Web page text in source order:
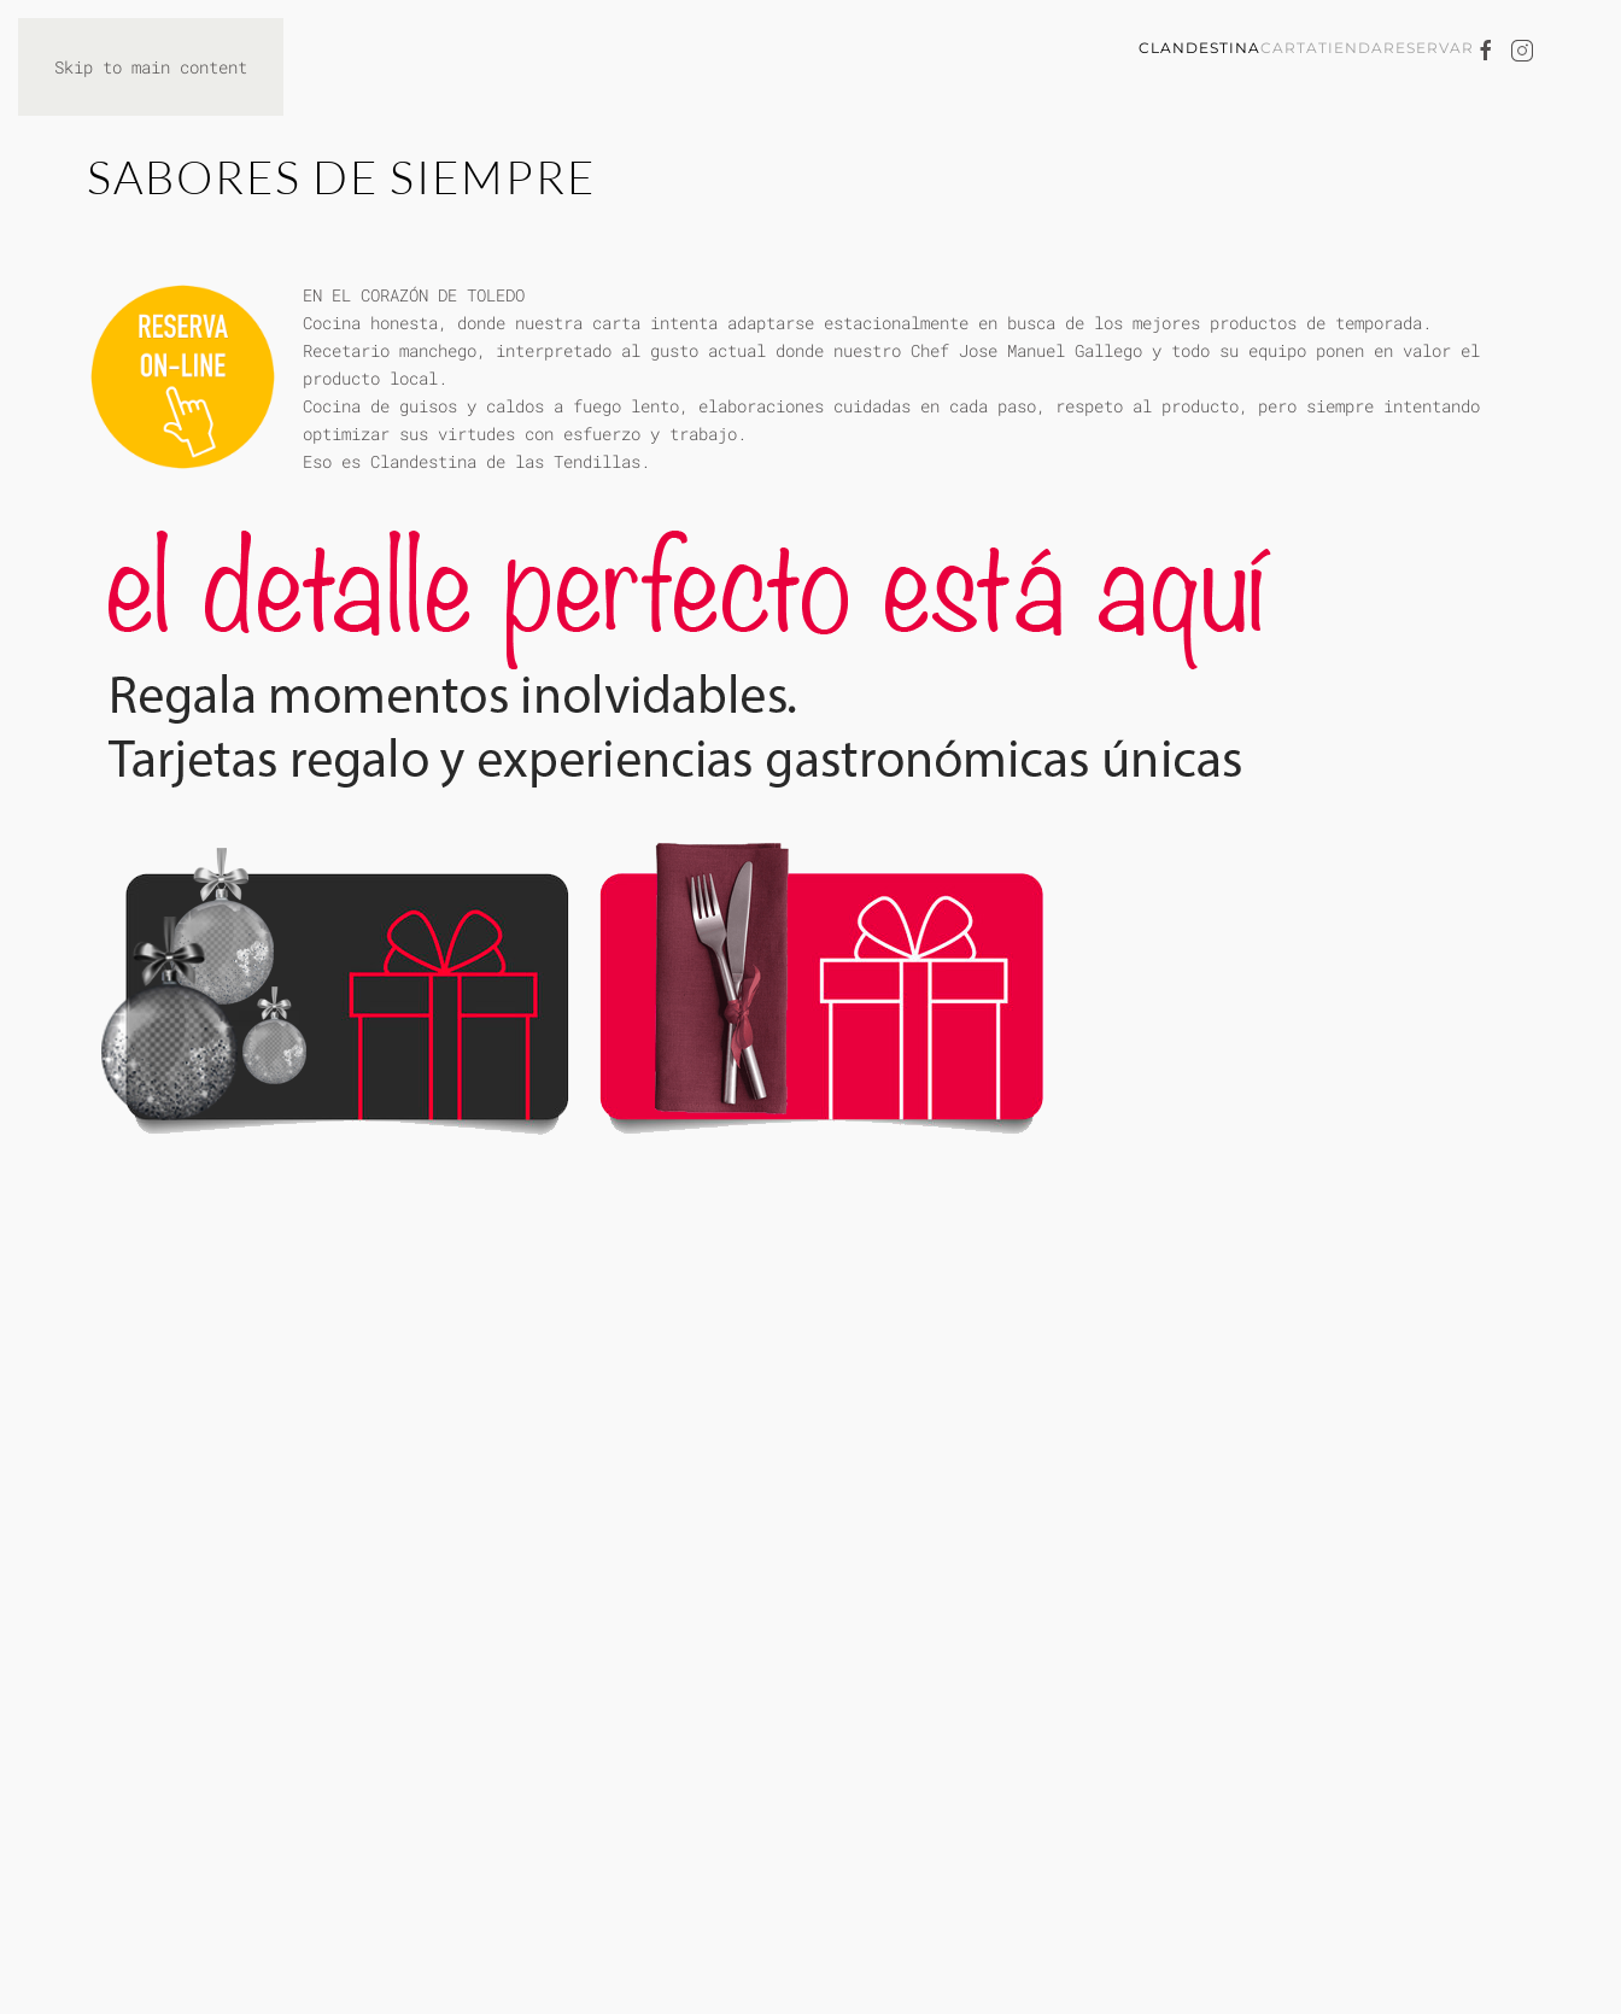
Skip to main content
CLANDESTINACARTATIENDARESERVAR
SABORES DE SIEMPRE
EN EL CORAZÓN DE TOLEDO
Cocina honesta, donde nuestra carta intenta adaptarse estacionalmente en busca de los mejores productos de temporada.
Recetario manchego, interpretado al gusto actual donde nuestro Chef Jose Manuel Gallego y todo su equipo ponen en valor el
producto local.
Cocina de guisos y caldos a fuego lento, elaboraciones cuidadas en cada paso, respeto al producto, pero siempre intentando
optimizar sus virtudes con esfuerzo y trabajo.
Eso es Clandestina de las Tendillas.